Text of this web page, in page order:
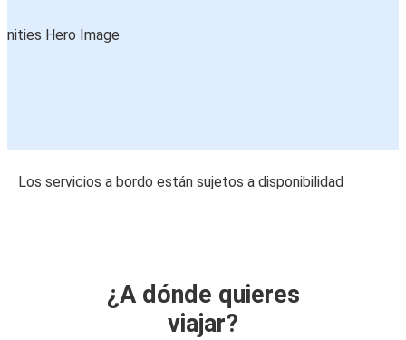
Los servicios a bordo están sujetos a disponibilidad
¿A dónde quieres
viajar?